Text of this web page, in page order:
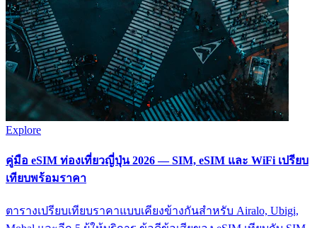
Explore
คู่มือ eSIM ท่องเที่ยวญี่ปุ่น 2026 — SIM, eSIM และ WiFi เปรียบ
เทียบพร้อมราคา
ตารางเปรียบเทียบราคาแบบเคียงข้างกันสำหรับ Airalo, Ubigi,